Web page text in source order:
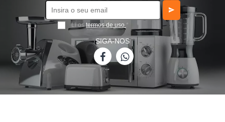
Li ostermos de uso *
SIGA-NOS